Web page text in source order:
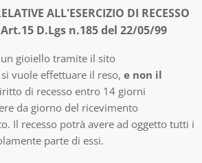
ALL'ESERCIZIO DI RECESSO
Art.15 D.Lgs n.185 del 22/05/99
gioiello tramite il sito
si vuole effettuare il reso, e non il
di recesso entro 14 giorni
da giorno del ricevimento
Il recesso potrà avere ad oggetto tutti i
parte di essi.